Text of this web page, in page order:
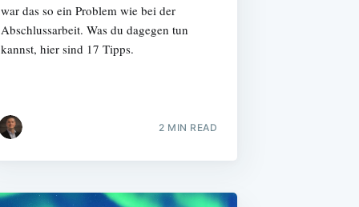
war das so ein Problem wie bei der
Abschlussarbeit. Was du dagegen tun
kannst, hier sind 17 Tipps.
2 MIN READ